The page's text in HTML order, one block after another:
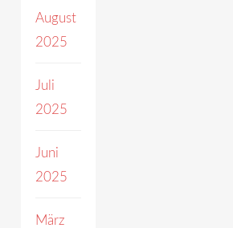
August
2025
Juli
2025
Juni
2025
März